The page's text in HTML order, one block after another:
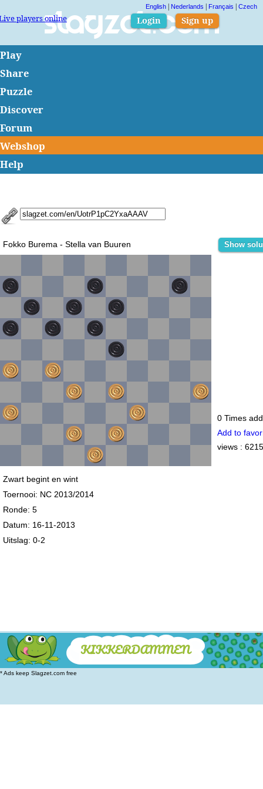
Slagzet.com
players online Login Sign up
Play
Share
Puzzle
Discover
Forum
Webshop
Help
Fokko Burema - Stella van Buuren
Zwart begint en wint
Toernooi: NC 2013/2014
Ronde: 5
Datum: 16-11-2013
Uitslag: 0-2
0 Times
Add to
views : 6215
* Ads keep Slagzet.com free
English Nederlands Français Czech